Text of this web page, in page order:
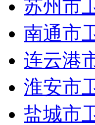
苏州市
南通市
连云港
淮安市
盐城市